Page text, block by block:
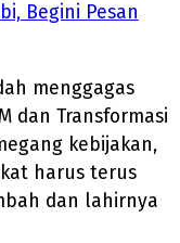
Begini Pesan
menggagas
dan Transformasi
kebijakan,
harus terus
dan lahirnya